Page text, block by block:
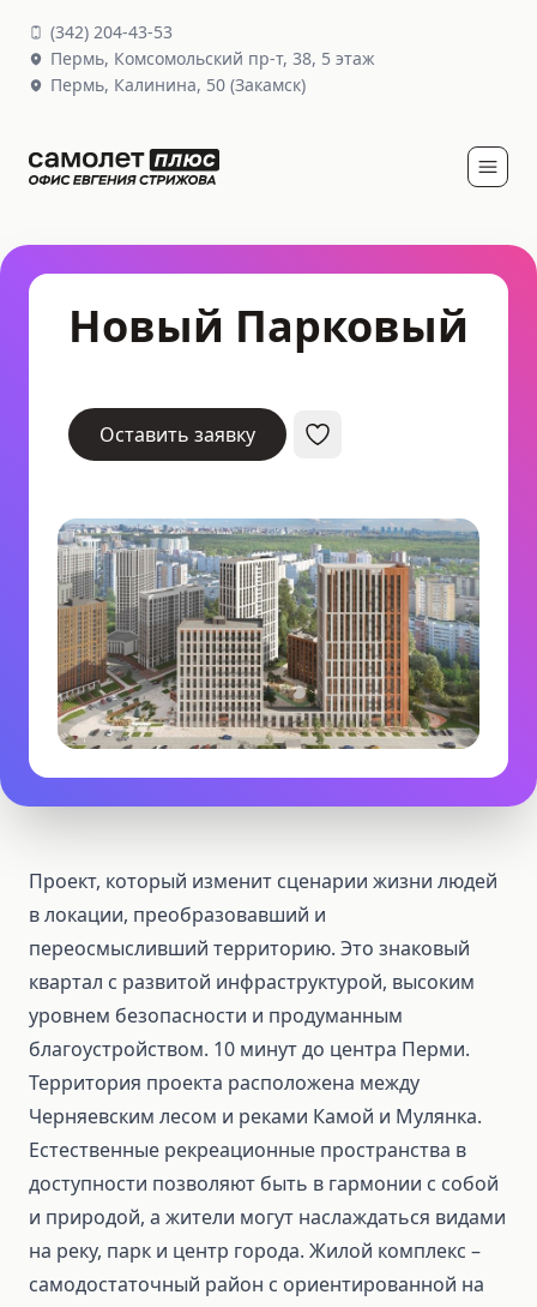
(342) 204-43-53
Пермь, Комсомольский пр-т, 38, 5 этаж
Пермь, Калинина, 50 (Закамск)
Новый Парковый
Оставить заявку
Проект, который изменит сценарии жизни людей
в локации, преобразовавший и
переосмысливший территорию. Это знаковый
квартал с развитой инфраструктурой, высоким
уровнем безопасности и продуманным
благоустройством. 10 минут до центра Перми.
Территория проекта расположена между
Черняевским лесом и реками Камой и Мулянка.
Естественные рекреационные пространства в
доступности позволяют быть в гармонии с собой
и природой, а жители могут наслаждаться видами
на реку, парк и центр города. Жилой комплекс –
самодостаточный район с ориентированной на